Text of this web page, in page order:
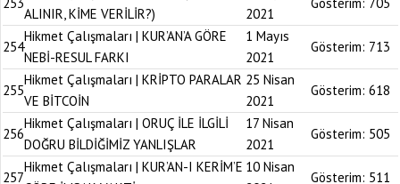
ALINIR, KİME VERİLİR?)
2021
254
Hikmet Çalışmaları | KUR’AN’A GÖRE
NEBİ-RESUL FARKI
1 Mayıs
2021
Gösterim: 713
255
Hikmet Çalışmaları | KRİPTO PARALAR
VE BİTCOİN
25 Nisan
2021
Gösterim: 618
256
Hikmet Çalışmaları | ORUÇ İLE İLGİLİ
DOĞRU BİLDİĞİMİZ YANLIŞLAR
17 Nisan
2021
Gösterim: 505
257
Hikmet Çalışmaları | KUR’AN-I KERİM’E 10 Nisan
Gösterim: 511